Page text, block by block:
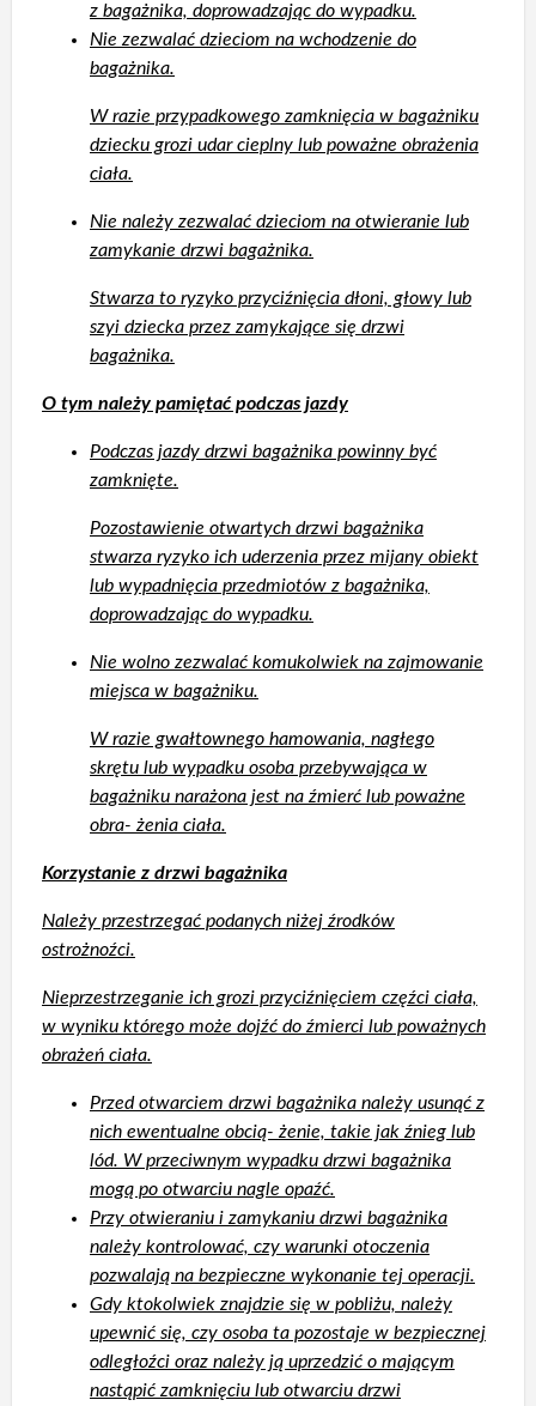
z bagażnika, doprowadzając do wypadku.
Nie zezwalać dzieciom na wchodzenie do
bagażnika.
W razie przypadkowego zamknięcia w bagażniku
dziecku grozi udar cieplny lub poważne obrażenia
ciała.
Nie należy zezwalać dzieciom na otwieranie lub
zamykanie drzwi bagażnika.
Stwarza to ryzyko przyciźnięcia dłoni, głowy lub
szyi dziecka przez zamykające się drzwi
bagażnika.
O tym należy pamiętać podczas jazdy
Podczas jazdy drzwi bagażnika powinny być
zamknięte.
Pozostawienie otwartych drzwi bagażnika
stwarza ryzyko ich uderzenia przez mijany obiekt
lub wypadnięcia przedmiotów z bagażnika,
doprowadzając do wypadku.
Nie wolno zezwalać komukolwiek na zajmowanie
miejsca w bagażniku.
W razie gwałtownego hamowania, nagłego
skrętu lub wypadku osoba przebywająca w
bagażniku narażona jest na źmierć lub poważne
obra- żenia ciała.
Korzystanie z drzwi bagażnika
Należy przestrzegać podanych niżej źrodków
ostrożnoźci.
Nieprzestrzeganie ich grozi przyciźnięciem częźci ciała,
w wyniku którego może dojźć do źmierci lub poważnych
obrażeń ciała.
Przed otwarciem drzwi bagażnika należy usunąć z
nich ewentualne obcią- żenie, takie jak źnieg lub
lód. W przeciwnym wypadku drzwi bagażnika
mogą po otwarciu nagle opaźć.
Przy otwieraniu i zamykaniu drzwi bagażnika
należy kontrolować, czy warunki otoczenia
pozwalają na bezpieczne wykonanie tej operacji.
Gdy ktokolwiek znajdzie się w pobliżu, należy
upewnić się, czy osoba ta pozostaje w bezpiecznej
odległoźci oraz należy ją uprzedzić o mającym
nastąpić zamknięciu lub otwarciu drzwi